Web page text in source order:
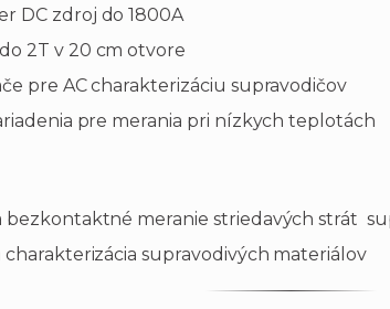
DC zdroj do 1800A
2T v 20 cm otvore
pre AC charakterizáciu supravodičov
pre merania pri nízkych teplotách
bezkontaktné meranie striedavých strát
charakterizácia supravodivých materiálov